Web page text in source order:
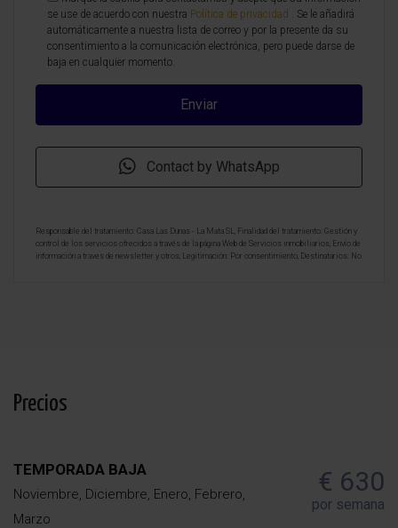
se use de acuerdo con nuestra Política de privacidad . Se le añadirá
automáticamente a nuestra lista de correo y por la presente da su
consentimiento a la comunicación electrónica, pero puede darse de
baja en cualquier momento.
Contact by WhatsApp
Responsable del tratamiento: Casa Las Dunas - La Mata SL, Finalidad del tratamiento: Gestión y
control de los servicios ofrecidos a través de la página Web de Servicios inmobiliarios, Envío de
información a traves de newsletter y otros, Legitimación: Por consentimiento, Destinatarios: No
Precios
TEMPORADA BAJA
Noviembre, Diciembre, Enero, Febrero,
Marzo
€ 630
por semana